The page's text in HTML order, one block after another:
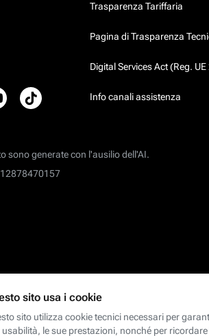
Trasparenza Tariffaria
Pagina di Trasparenza
Digital Services Act (Reg.
Info canali assistenza
sono generate con l'ausilio dell'AI.
12878470157